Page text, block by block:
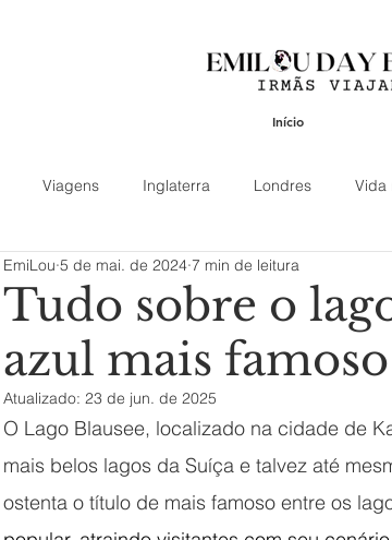
Início
Viagens Inglaterra Londres Vida
Ásia América Espanha
Cotswolds Aeroportos Atrações
Londres Natal na Inglaterra Bate e volta de
Tudo sobre o
azul mais
EmiLou 5 de mai. de 2024 7 min de leitura
Atualizado: 23 de jun. de 2025
O Lago Blausee, localizado na cidade de
mais belos lagos da Suíça e talvez até
ostenta o título de mais famoso entre os